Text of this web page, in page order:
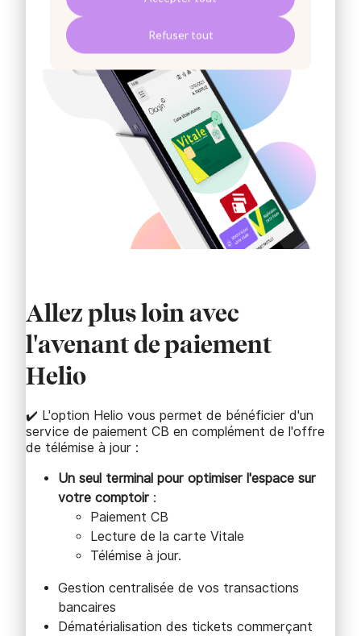
Refuser tout
Allez plus loin avec
l'avenant de paiement
Helio
✔️ L'option Helio vous permet de bénéficier d'un
service de paiement CB en complément de l'offre
de télémise à jour :
Un seul terminal pour optimiser l'espace sur
votre comptoir :
Paiement CB
Lecture de la carte Vitale
Télémise à jour.
Gestion centralisée de vos transactions
bancaires
Dématérialisation des tickets commerçant